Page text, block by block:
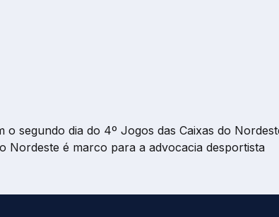
o segundo dia do 4º Jogos das Caixas do
Nordeste é marco para a advocacia desportista